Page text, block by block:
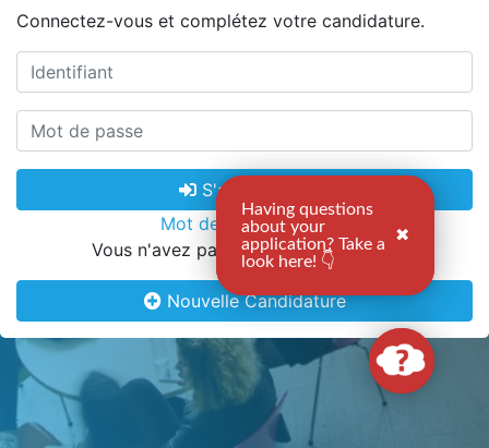
Connectez-vous et complétez votre candidature.
S'authentifier
Mot de passe oublié
Vous n'avez pas encore commencé ?
Nouvelle Candidature
Having questions
about your
application? Take a
look here! 👇
✖
Having questions
about your
application? Take a
look here! 👇
✖